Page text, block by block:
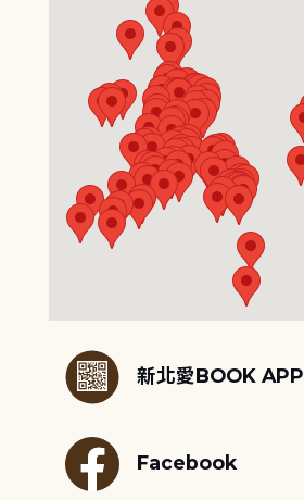
新北愛BOOK APP
Facebook